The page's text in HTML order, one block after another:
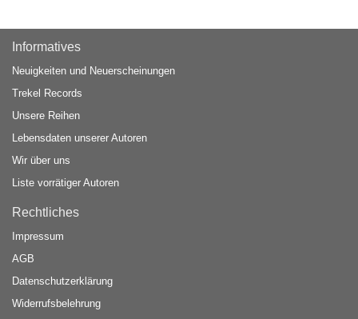
Informatives
Neuigkeiten und Neuerscheinungen
Trekel Records
Unsere Reihen
Lebensdaten unserer Autoren
Wir über uns
Liste vorrätiger Autoren
Rechtliches
Impressum
AGB
Datenschutzerklärung
Widerrufsbelehrung